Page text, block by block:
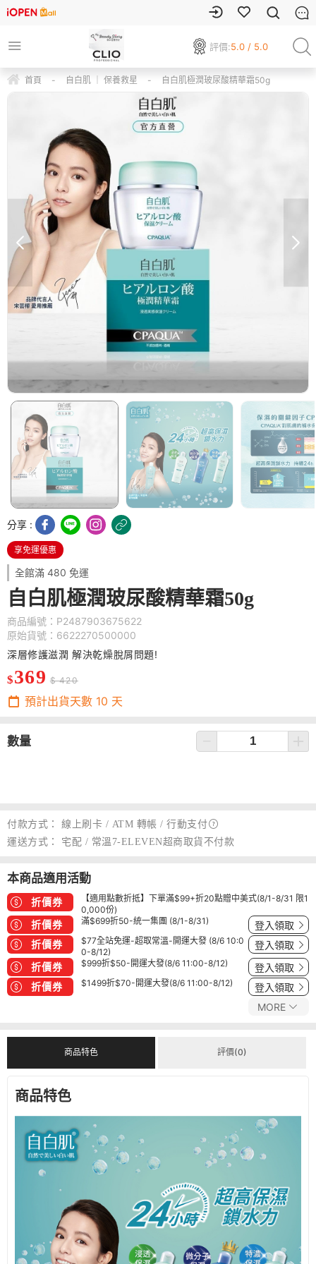
評價:5.0 / 5.0
首頁 - 自白肌 ｜ 保養救星 - 自白肌極潤玻尿酸精華霜50g
分享 :
享免運優惠
全館滿 480 免運
自白肌極潤玻尿酸精華霜50g
商品編號：P2487903675622
原始貨號：6622270500000
深層修護滋潤 解決乾燥脫屑問題!
$369 $ 420
預計出貨天數 10 天
數量
付款方式： 線上刷卡 / ATM 轉帳 / 行動支付
運送方式：
宅配 / 常溫7-ELEVEN超商取貨不付款
本商品適用活動
折價券
【適用點數折抵】下單滿$99+折20點贈中美式(8/1-8/31 限1
0,000份)
折價券 滿$699折50-統一集團 (8/1-8/31) 登入領取
折價券
$77全站免運-超取常溫-開運大發 (8/6 10:0
0-8/12)
登入領取
折價券 $999折$50-開運大發(8/6 11:00-8/12) 登入領取
折價券 $1499折$70-開運大發(8/6 11:00-8/12) 登入領取
MORE
商品特色 評價(0)
商品特色